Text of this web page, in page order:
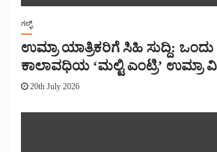
ಗಲ್ಫ್
ಉಮ್ರಾ ಯಾತ್ರಿಕರಿಗೆ ಸಿಹಿ ಸುದ್ದಿ:
ಕಾಲಾವಧಿಯ ‘ಮಲ್ಟಿ ಎಂಟ್ರಿ’ ಉಮ್ರಾ
20th July 2026